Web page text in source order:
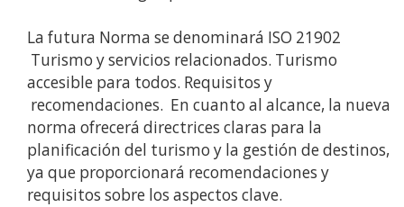
La futura Norma se denominará ISO 21902
Turismo y servicios relacionados. Turismo
accesible para todos. Requisitos y
recomendaciones. En cuanto al alcance, la nueva
norma ofrecerá directrices claras para la
planificación del turismo y la gestión de destinos,
ya que proporcionará recomendaciones y
requisitos sobre los aspectos clave.